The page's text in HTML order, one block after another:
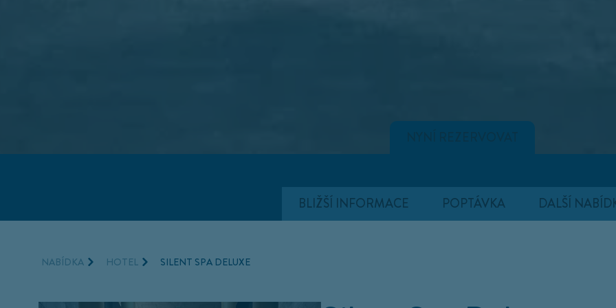
BLIŽŠÍ INFORMACE POPTÁVKA DALŠÍ
NABÍDKA HOTEL SILENT SPA DELUXE